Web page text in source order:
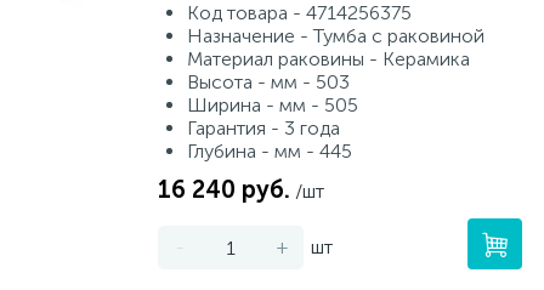
Код товара - 4714256375
Назначение - Тумба с раковиной
Материал раковины - Керамика
Высота - мм - 503
Ширина - мм - 505
Гарантия - 3 года
Глубина - мм - 445
16 240 руб. /шт
- + шт